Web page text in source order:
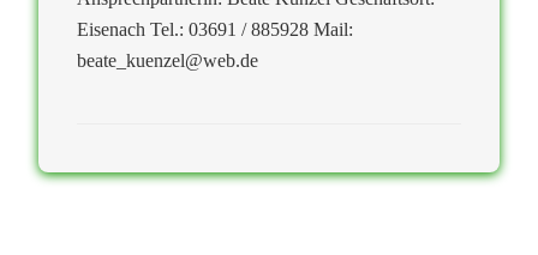
Eisenach Tel.: 03691 / 885928 Mail:
beate_kuenzel@web.de